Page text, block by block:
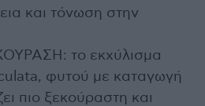
και τόνωση στην
το εκχύλισμα
φυτού με καταγωγή
πιο ξεκούραστη και